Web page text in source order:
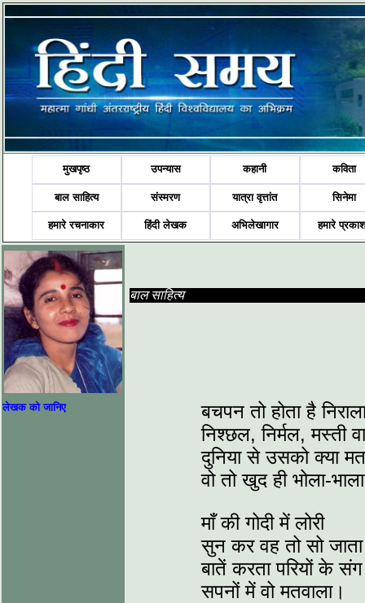
मुखपृष्ठ उपन्यास कहानी कविता
बाल साहित्य संस्मरण यात्रा वृत्तांत सिनेमा
हमारे रचनाकार हिंदी लेखक अभिलेखागार हमारे
लेखक को जानिए
बाल साहित्य
बचपन तो होता है
निश्छल, निर्मल, मस्ती
दुनिया से उसको क्या
वो तो खुद ही भोला-
माँ की गोदी में लोरी
सुन कर वह तो सो जाता
बातें करता परियों के संग
सपनों में वो मतवाला।